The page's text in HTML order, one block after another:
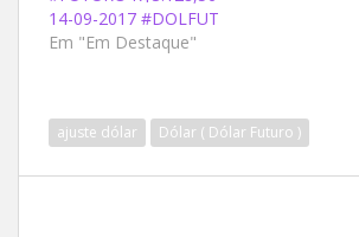
14-09-2017 #DOLFUT
Em "Em Destaque"
ajuste dólar Dólar ( Dólar Futuro )